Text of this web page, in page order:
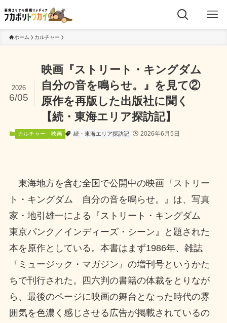
ホーム カルチャー
映画『ストリート・キングダム
自分の音を鳴らせ。』を見て②
原作を再版した出版社に聞く
【続・東海エリア探訪記】
2026
6/05
カルチャー 映画 続・東海エリア探訪記 2026年6月5日
東海地方を含む全国で公開中の映画『ストリー
ト・キングダム 自分の音を鳴らせ。』は、写真
家・地引雄一による『ストリート・キングダム
東京パンク／インディーズ・シーン』と題された
本を原作としている。本書はまず1986年、雑誌
『ミュージック・マガジン』の増刊号というかた
ちで刊行された。四六判の書籍の体裁をとりなが
ら、最後のページに映画の舞台となった時代の雰
囲気を色濃く感じさせる広告が掲載されているの